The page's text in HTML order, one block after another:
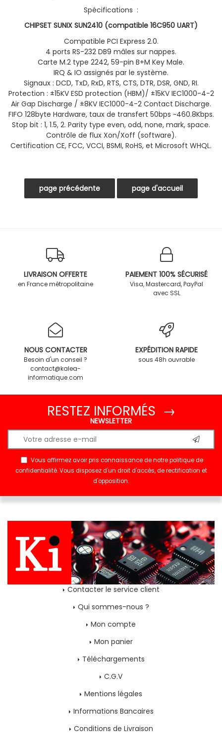
Spécifications :
CHIPSET SUNIX SUN2410 (compatible 16C950 UART)
Compatible PCI Express 2.0.
4 ports RS-232 DB9 mâles sur nappes.
Carte M.2 type 2242, 59-pin B+M Key Male.
IRQ & IO assignés par le système.
Signaux : DCD, TxD, RxD, RTS, CTS, DTR, DSR, GND, RI.
Protection : ±15KV ESD protection (HBM)/ ±15KV IEC1000-4-2
Air Gap Discharge / ±8KV IEC1000-4-2 Contact Discharge.
FIFO 128byte Hardware, taux de transfert 50bps ~460.8Kbps.
Stop bit : 1, 1.5, 2. Parity type even, odd, none, mark, space.
Contrôle de flux Xon/Xoff (software).
Certification CE, FCC, VCCI, BSMI, RoHS, et Microsoft WHQL.
LIVRAISON OFFERTE
en France métropolitaine
PAIEMENT 100% SÉCURISÉ
Visa, Mastercard, PayPal
avec SSL
NOUS CONTACTER
Besoin d'un conseil ?
contact@kalea-
informatique.com
EXPÉDITION RAPIDE
sous 48h ouvrable
RESTEZ INFORMÉS →
NEWSLETTER
Vous affirmez avoir pris connaissance de notrepolitique de
confidentialité. Vous disposez d'un droit d'accès, de rectification et
d'opposition.
Contacter le service client
Qui sommes-nous ?
Mon compte
Mon panier
Téléchargements
C.G.V
Mentions légales
Informations Bancaires
Conditions de Livraison